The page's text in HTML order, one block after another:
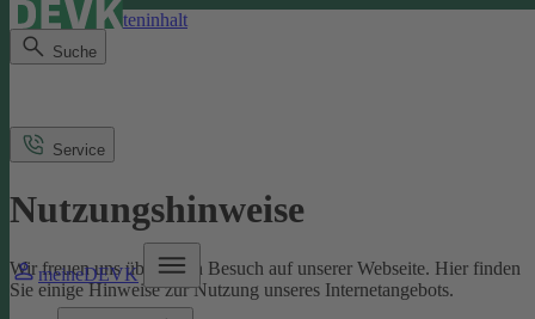
Direkt zum Seiteninhalt
Suche
meineDEVK
Service
Nutzungshinweise
Wir freuen uns über Ihren Besuch auf unserer Webseite. Hier finden
Sie einige Hinweise zur Nutzung unseres Internetangebots.